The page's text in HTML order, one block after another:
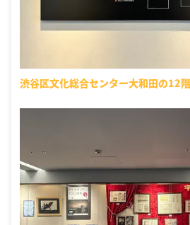
渋谷区文化総合センター大和田の12